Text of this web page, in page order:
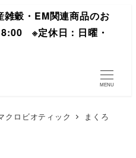
穀・EM関連商品のお
※定休日：日曜・
MENU
クロビオティック
まくろ